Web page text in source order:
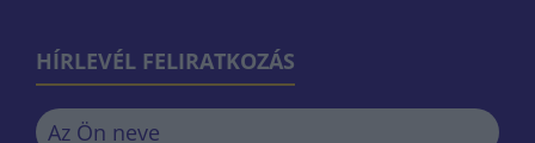
HÍRLEVÉL FELIRATKOZÁS